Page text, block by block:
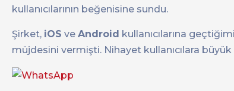
kullanıcılarının beğenisine sundu.
Şirket, iOS ve Android kullanıcılarına
müjdesini vermişti. Nihayet kullanıcılara